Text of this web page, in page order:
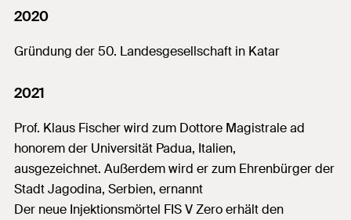
2020
Gründung der 50. Landesgesellschaft in Katar
2021
Prof. Klaus Fischer wird zum Dottore Magistrale ad
honorem der Universität Padua, Italien,
ausgezeichnet. Außerdem wird er zum Ehrenbürger der
Stadt Jagodina, Serbien, ernannt
Der neue Injektionsmörtel FIS V Zero erhält den